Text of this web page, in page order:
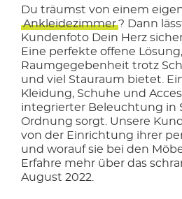
Du träumst von einem
Ankleidezimmer? Dann
Kundenfoto Dein Herz
Eine perfekte offene
Raumgegebenheit trotz
und viel Stauraum bietet.
Kleidung, Schuhe und
integrierter Beleuchtung in
Ordnung sorgt. Unsere
von der Einrichtung ihrer
und worauf sie bei den
Erfahre mehr über das
August 2022.